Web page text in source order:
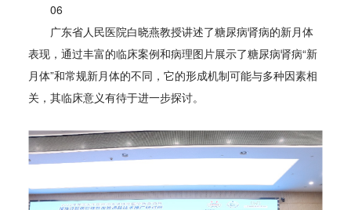
06
广东省人民医院白晓燕教授讲述了糖尿病肾病的新月体
表现，通过丰富的临床案例和病理图片展示了糖尿病肾病“新
月体”和常规新月体的不同，它的形成机制可能与多种因素相
关，其临床意义有待于进一步探讨。